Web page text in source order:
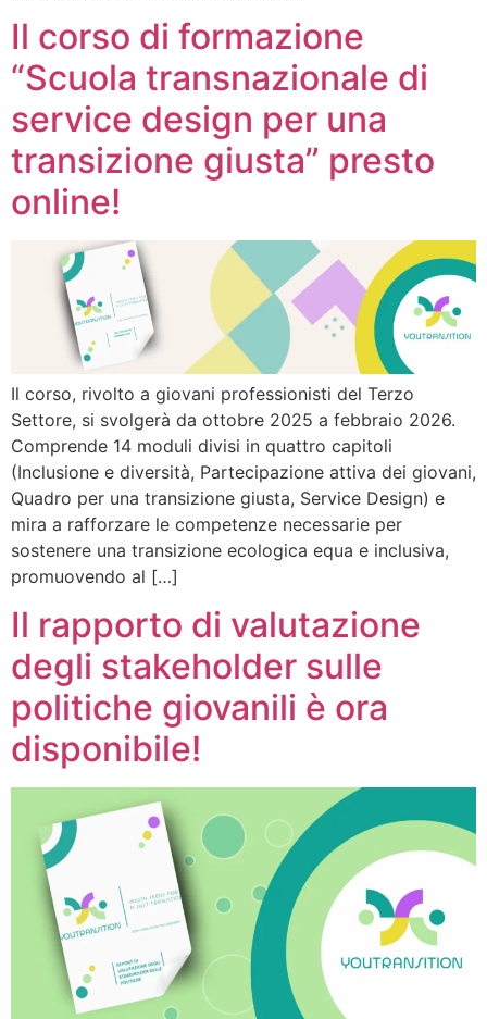
Il corso di formazione
“Scuola transnazionale di
service design per una
transizione giusta” presto
online!
Il corso, rivolto a giovani professionisti del Terzo
Settore, si svolgerà da ottobre 2025 a febbraio 2026.
Comprende 14 moduli divisi in quattro capitoli
(Inclusione e diversità, Partecipazione attiva dei giovani,
Quadro per una transizione giusta, Service Design) e
mira a rafforzare le competenze necessarie per
sostenere una transizione ecologica equa e inclusiva,
promuovendo al […]
Il rapporto di valutazione
degli stakeholder sulle
politiche giovanili è ora
disponibile!